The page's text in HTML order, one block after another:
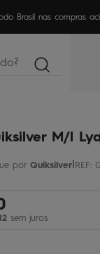
vez aqui? Garanta10%
M/l
Quiksilver|REF:
sem juros